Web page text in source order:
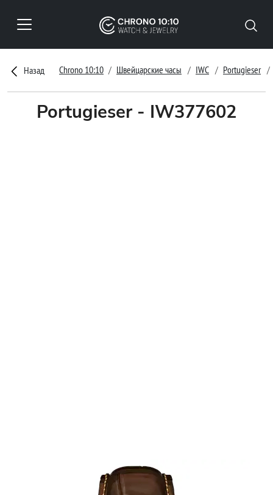
Назад Chrono 10:10 Швейцарские часы IWC Portugieser
Portugieser - IW377602